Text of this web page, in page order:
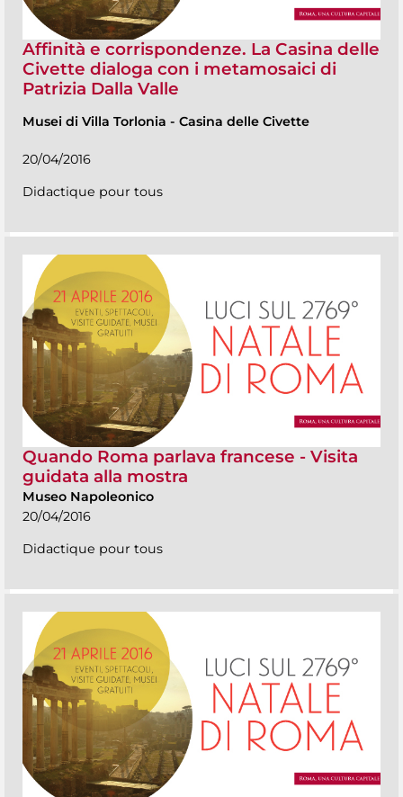
Affinità e corrispondenze. La Casina delle
Civette dialoga con i metamosaici di
Patrizia Dalla Valle
Musei di Villa Torlonia - Casina delle Civette
20/04/2016
Didactique pour tous
Quando Roma parlava francese - Visita
guidata alla mostra
Museo Napoleonico
20/04/2016
Didactique pour tous